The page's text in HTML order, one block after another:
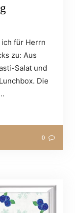
für Herrn
zu: Aus
Salat und
Die
0